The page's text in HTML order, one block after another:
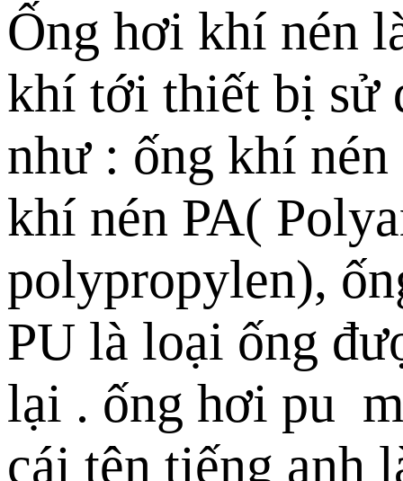
Ống hơi khí nén
khí tới thiết bị sử
như : ống khí
khí nén PA(
polypropylen),
PU là loại ống
lại . ống hơi pu
cái tên tiếng anh